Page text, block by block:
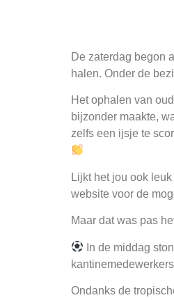
De zaterdag begon
halen. Onder de
Het ophalen van
bijzonder maakte,
zelfs een ijsje te
Lijkt het jou ook
website voor de
Maar dat was pas
In de middag
Ondanks de